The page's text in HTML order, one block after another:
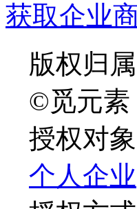
获取企业
版权归属
©觅元素
授权对象
个人企业